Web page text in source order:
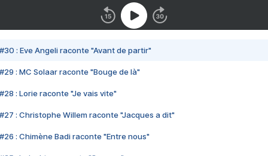
#30 : Eve Angeli raconte "Avant de partir"
#29 : MC Solaar raconte "Bouge de là"
#28 : Lorie raconte "Je vais vite"
#27 : Christophe Willem raconte "Jacques a dit"
#26 : Chimène Badi raconte "Entre nous"